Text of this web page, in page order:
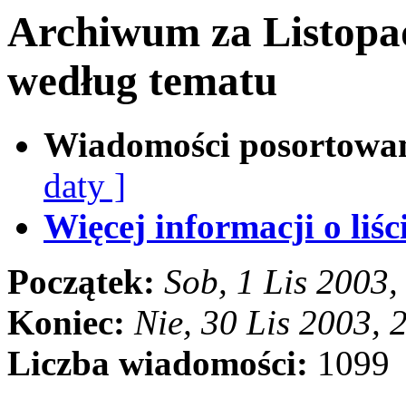
Archiwum za
według tematu
Wiadomości
daty ]
Więcej informacji o
Początek: Sob, 1 Lis
Koniec: Nie, 30 Lis 2003,
Liczba wiadomości: 1099